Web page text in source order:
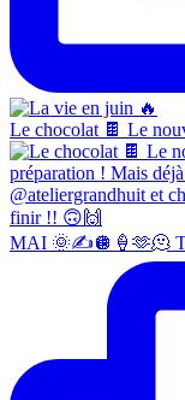
Le chocolat 🍫 Le
MAI 🌞✍️🪩🍦🫶🫠